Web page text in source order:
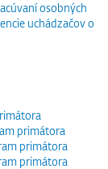
osobných
uchádzačov o
primátora
primátora
primátora